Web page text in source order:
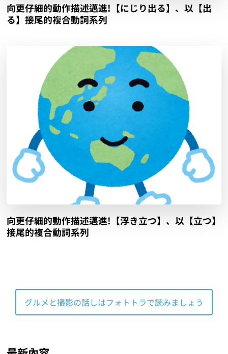
向更仔細的動作描述邁進!【にじり出る】、以【出
る】接尾的複合動詞系列
向更仔細的動作描述邁進!【浮き立つ】、以【立つ】
接尾的複合動詞系列
グルメと撮影の話しはフォトトラで読みましょう